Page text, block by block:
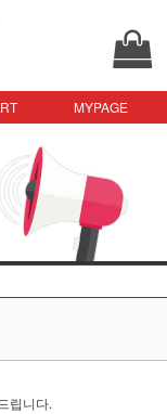
MYPAGE
립니다.